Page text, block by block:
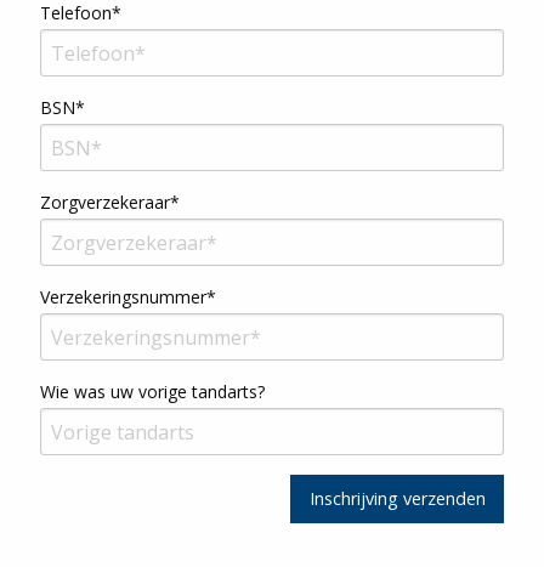
Telefoon*
BSN*
Zorgverzekeraar*
Verzekeringsnummer*
Wie was uw vorige tandarts?